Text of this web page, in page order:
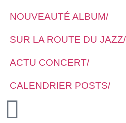
NOUVEAUTÉ ALBUM/
SUR LA ROUTE DU JAZZ/
ACTU CONCERT/
CALENDRIER POSTS/